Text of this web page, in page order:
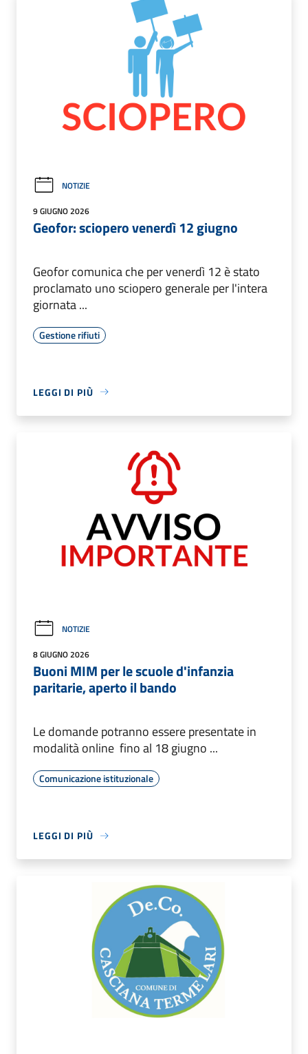
NOTIZIE
9 GIUGNO 2026
Geofor: sciopero venerdì 12 giugno
Geofor comunica che per venerdì 12 è stato
proclamato uno sciopero generale per l'intera
giornata ...
Gestione rifiuti
LEGGI DI PIÙ
NOTIZIE
8 GIUGNO 2026
Buoni MIM per le scuole d'infanzia
paritarie, aperto il bando
Le domande potranno essere presentate in
modalità online fino al 18 giugno ...
Comunicazione istituzionale
LEGGI DI PIÙ